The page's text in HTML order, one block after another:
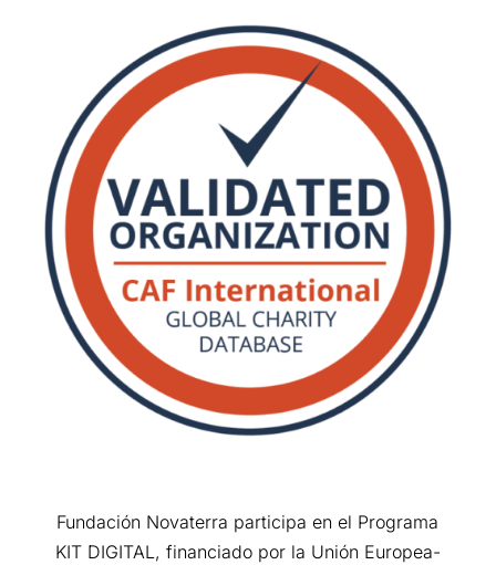
Fundación Novaterra participa en el Programa
KIT DIGITAL, financiado por la Unión Europea-